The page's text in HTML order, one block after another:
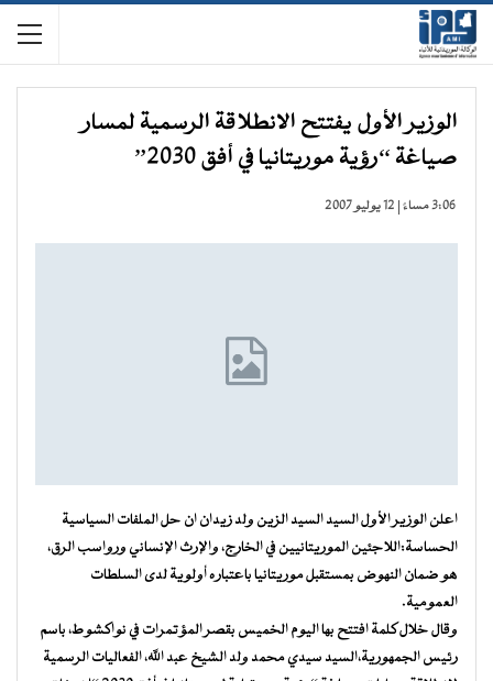
الوزير الأول يفتتح الانطلاقة الرسمية لمسار
صياغة “رؤية موريتانيا في أفق 2030”
3:06 مساءً | 12 يوليو 2007
اعلن الوزير الأول السيد السيد الزين ولد زيدان ان حل الملفات السياسية
الحساسة:اللاجئين الموريتانيين في الخارج، والإرث الإنساني ورواسب الرق،
هو ضمان النهوض بمستقبل موريتانيا باعتباره أولوية لدى السلطات
العمومية.
وقال خلال كلمة افتتح بها اليوم الخميس بقصر المؤتمرات في نواكشوط، باسم
رئيس الجمهورية،السيد سيدي محمد ولد الشيخ عبد الله، الفعاليات الرسمية